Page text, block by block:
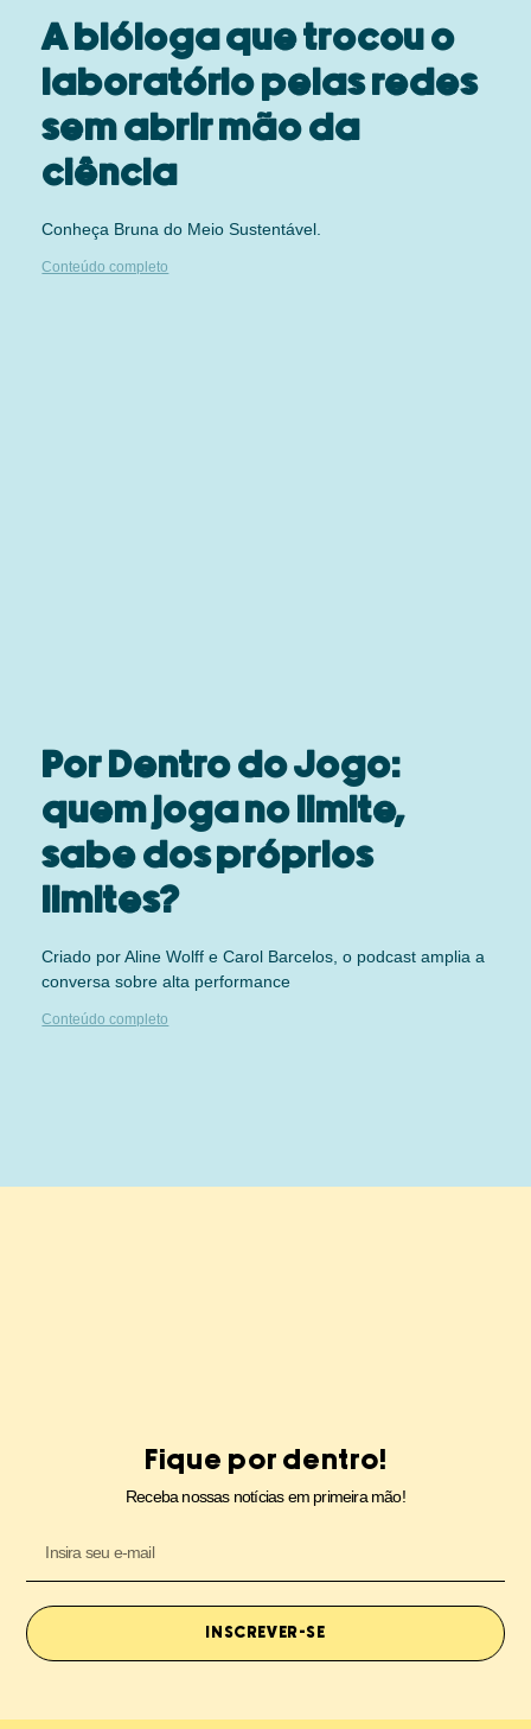
A bióloga que trocou o
laboratório pelas redes
sem abrir mão da
ciência
Conheça Bruna do Meio Sustentável.
Conteúdo completo
Por Dentro do Jogo:
quem joga no limite,
sabe dos próprios
limites?
Criado por Aline Wolff e Carol Barcelos, o podcast amplia a
conversa sobre alta performance
Conteúdo completo
Fique por dentro!
Receba nossas notícias em primeira mão!
INSCREVER-SE